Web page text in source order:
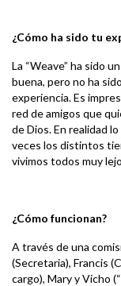
¿Cómo ha sido tu
La “Weave” ha sido
buena, pero no ha
experiencia. Es
red de amigos que
de Dios. En realidad
veces los distintos
vivimos todos muy
¿Cómo funcionan?
A través de una
(Secretaria), Francis
cargo), Mary y Vicho